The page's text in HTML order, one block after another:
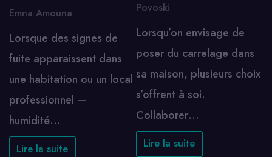
Emna Amouna
Lorsque des signes de
fuite apparaissent dans
une habitation ou un local
professionnel —
humidité…
Lire la suite
Povoski
Lorsqu’on envisage de
poser du carrelage dans
sa maison, plusieurs choix
s’offrent à soi.
Collaborer…
Lire la suite